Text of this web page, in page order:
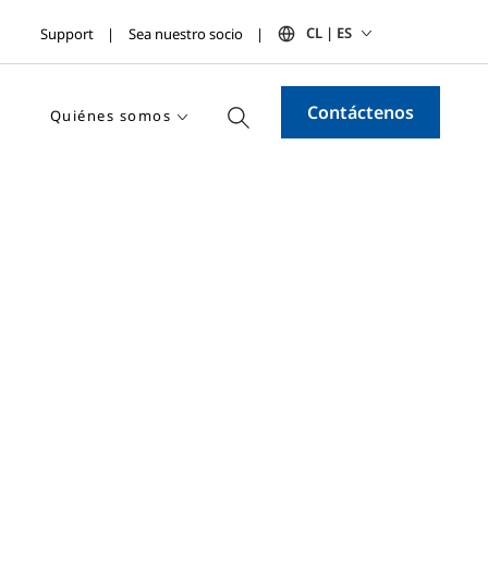
Support Sea nuestro socio CL | ES
Quiénes somos Contáctenos